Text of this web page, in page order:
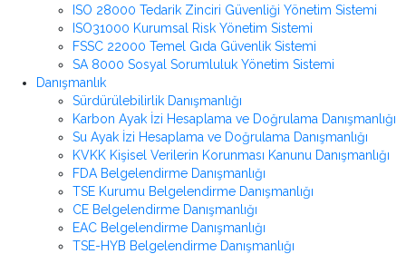
ISO 28000 Tedarik Zinciri Güvenliği Yönetim Sistemi
ISO31000 Kurumsal Risk Yönetim Sistemi
FSSC 22000 Temel Gıda Güvenlik Sistemi
SA 8000 Sosyal Sorumluluk Yönetim Sistemi
Danışmanlık
Sürdürülebilirlik Danışmanlığı
Karbon Ayak İzi Hesaplama ve Doğrulama Danışmanlığı
Su Ayak İzi Hesaplama ve Doğrulama Danışmanlığı
KVKK Kişisel Verilerin Korunması Kanunu Danışmanlığı
FDA Belgelendirme Danışmanlığı
TSE Kurumu Belgelendirme Danışmanlığı
CE Belgelendirme Danışmanlığı
EAC Belgelendirme Danışmanlığı
TSE-HYB Belgelendirme Danışmanlığı